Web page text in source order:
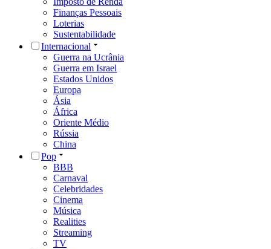
Finanças Pessoais
Loterias
Sustentabilidade
Internacional
Guerra na Ucrânia
Guerra em Israel
Estados Unidos
Europa
Ásia
África
Oriente Médio
Rússia
China
Pop
BBB
Carnaval
Celebridades
Cinema
Música
Realities
Streaming
TV